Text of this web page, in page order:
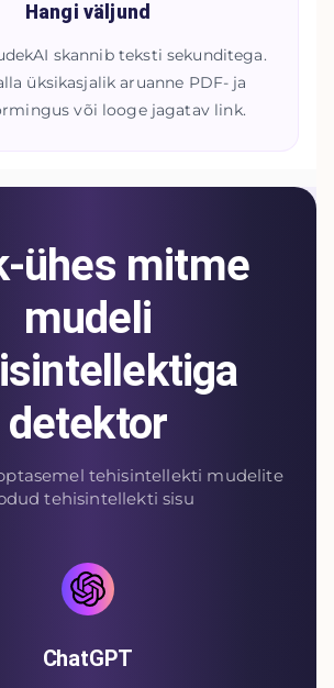
Hangi väljund
skannib teksti sekunditega.
üksikasjalik aruanne PDF- ja
või looge jagatav link.
ühes mitme
mudeli
detektor
tehisintellekti mudelite
tehisintellekti sisu
ChatGPT